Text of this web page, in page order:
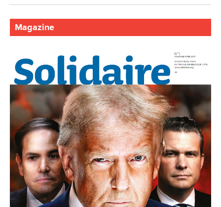
Magazine